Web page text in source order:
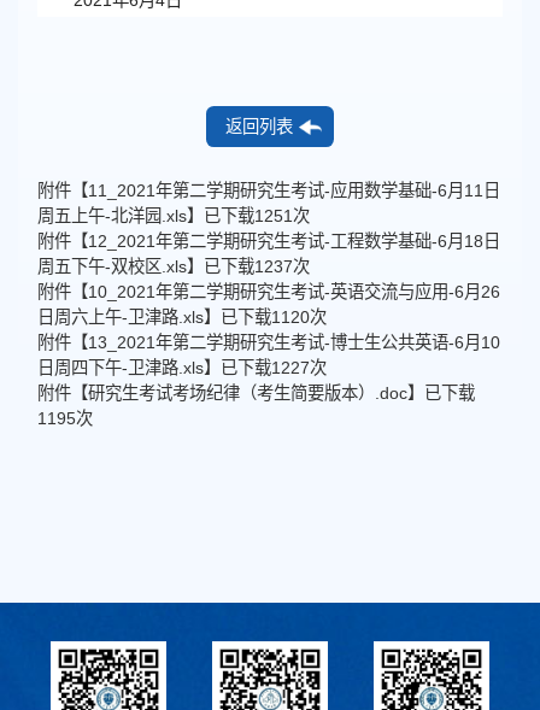
返回列表
附件【11_2021年第二学期研究生考试-应用数学基础-6月11日
周五上午-北洋园.xls】已下载1251 次
附件【12_2021年第二学期研究生考试-工程数学基础-6月18日
周五下午-双校区.xls】已下载1237次
附件【10_2021年第二学期研究生考试-英语交流与应用-6月26
日周六上午-卫津路.xls】已下载1120次
附件【13_2021年第二学期研究生考试-博士生公共英语-6月10
日周四下午-卫津路.xls】已下载1227次
附件【研究生考试考场纪律（考生简要版本）.doc】已下载
1195次